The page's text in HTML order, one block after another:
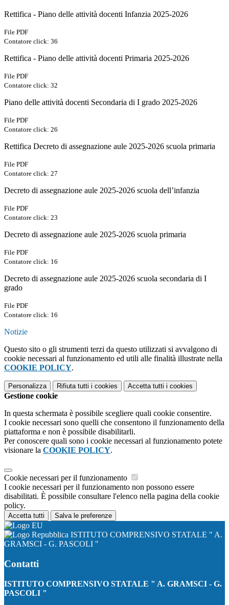
Rettifica - Piano delle attività docenti Infanzia 2025-2026
File PDF
Contatore click: 36
Rettifica - Piano delle attività docenti Primaria 2025-2026
File PDF
Contatore click: 32
Piano delle attività docenti Secondaria di I grado 2025-2026
File PDF
Contatore click: 26
Rettifica Decreto di assegnazione aule 2025-2026 scuola primaria
File PDF
Contatore click: 27
Decreto di assegnazione aule 2025-2026 scuola dell’infanzia
File PDF
Contatore click: 23
Decreto di assegnazione aule 2025-2026 scuola primaria
File PDF
Contatore click: 16
Decreto di assegnazione aule 2025-2026 scuola secondaria di I
grado
File PDF
Contatore click: 16
Notizie
Questo sito o gli strumenti terzi da questo utilizzati si avvalgono di
cookie necessari al funzionamento ed utili alle finalità illustrate nella
COOKIE POLICY.
Personalizza Rifiuta tutti i cookies Accetta tutti i cookies
Gestione cookie
In questa schermata è possibile scegliere quali cookie consentire.
I cookie necessari sono quelli che consentono il funzionamento della
piattaforma e non è possibile disabilitarli.
Per conoscere quali sono i cookie necessari al funzionamento potete
visionare la COOKIE POLICY.
Cookie necessari per il funzionamento
I cookie necessari per il funzionamento non possono essere
disabilitati. È possibile consultare l'elenco nella pagina della cookie
policy.
Accetta tutti Salva le preferenze
ISTITUTO COMPRENSIVO STATALE " A.
GRAMSCI - G. PASCOLI "
Contatti
ISTITUTO COMPRENSIVO STATALE " A. GRAMSCI - G.
PASCOLI "